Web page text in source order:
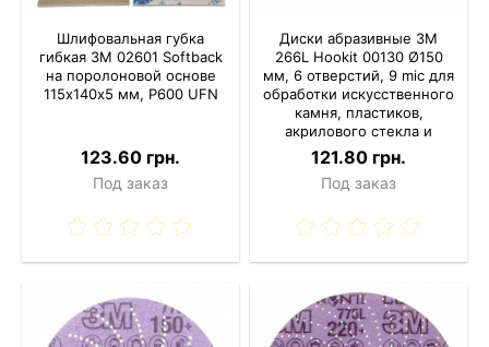
Шлифовальная губка
гибкая 3М 02601 Softback
на поролоновой основе
115х140х5 мм, P600 UFN
123.60 грн.
Под заказ
Диски абразивные 3M
266L Hookit 00130 Ø150
мм, 6 отверстий, 9 mic для
обработки искусственного
камня, пластиков,
акрилового стекла и
лакокрасочных покрытий
121.80 грн.
Под заказ